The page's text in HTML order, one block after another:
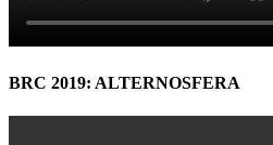
BRC 2019: ALTERNOSFERA